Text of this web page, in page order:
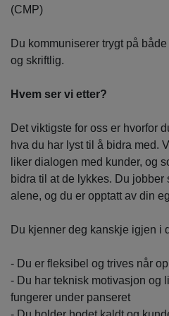
(CMP)
Du kommuniserer trygt på
og skriftlig.
Hvem ser vi etter?
Det viktigste for oss er hvorfor
hva du har lyst til å bidra med.
liker dialogen med kunder, og
bidra til at de lykkes. Du jobber
alene, og du er opptatt av din
Du kjenner deg kanskje igjen i
- Du er fleksibel og trives når
- Du har teknisk motivasjon og
fungerer under panseret